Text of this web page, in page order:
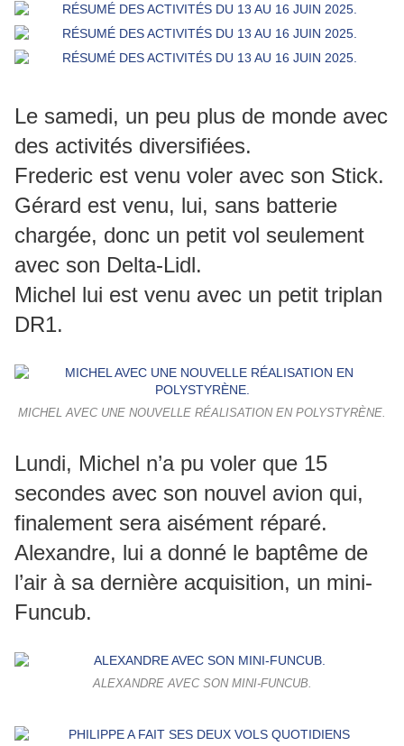
Le samedi, un peu plus de monde avec
des activités diversifiées.
Frederic est venu voler avec son Stick.
Gérard est venu, lui, sans batterie
chargée, donc un petit vol seulement
avec son Delta-Lidl.
Michel lui est venu avec un petit triplan
DR1.
MICHEL AVEC UNE NOUVELLE RÉALISATION EN POLYSTYRÈNE.
Lundi, Michel n’a pu voler que 15
secondes avec son nouvel avion qui,
finalement sera aisément réparé.
Alexandre, lui a donné le baptême de
l’air à sa dernière acquisition, un mini-
Funcub.
ALEXANDRE AVEC SON MINI-FUNCUB.